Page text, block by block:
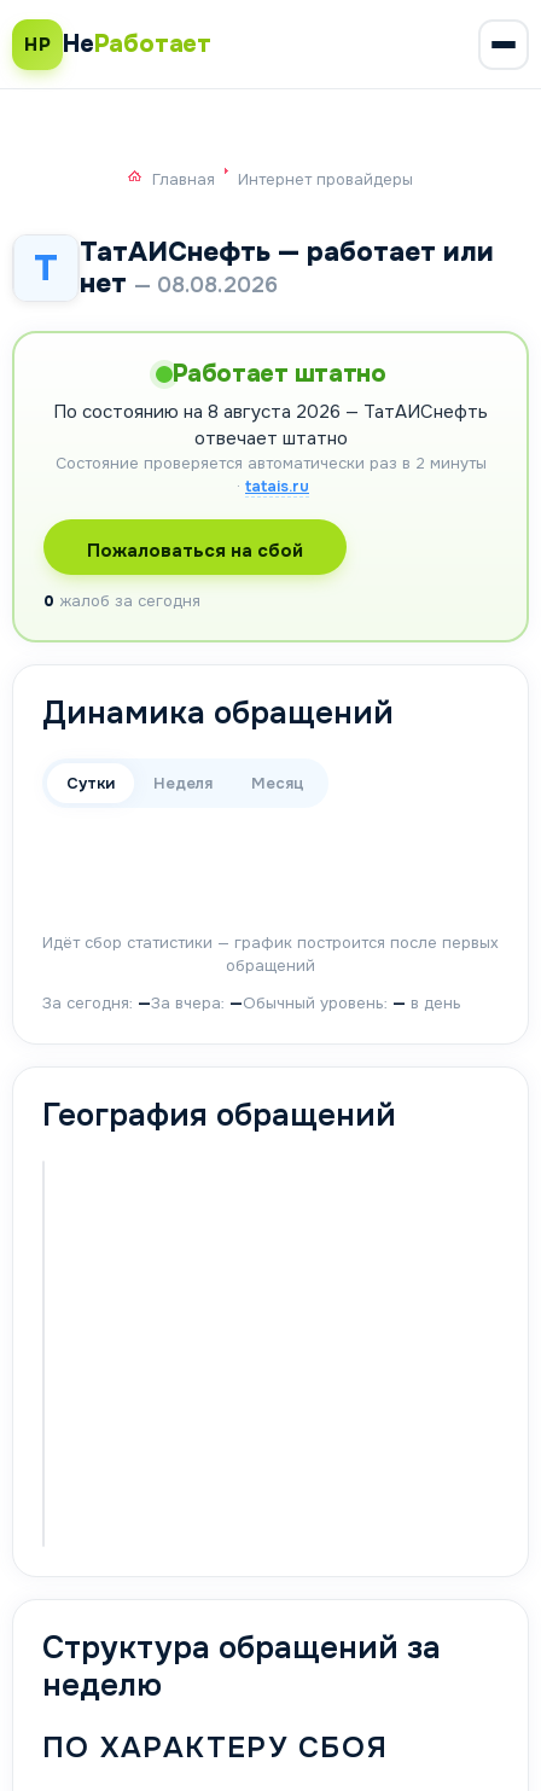
НР НеРаботает
Главная Интернет провайдеры
Т
ТатАИСнефть — работает или
нет — 08.08.2026
Работает штатно
По состоянию на 8 августа 2026 — ТатАИСнефть
отвечает штатно
Состояние проверяется автоматически раз в 2 минуты
· tatais.ru
Пожаловаться на сбой
0 жалоб за сегодня
Динамика обращений
Сутки Неделя Месяц
Идёт сбор статистики — график построится после первых
обращений
За сегодня: —За вчера: —Обычный уровень: — в день
География обращений
Структура обращений за
неделю
ПО ХАРАКТЕРУ СБОЯ